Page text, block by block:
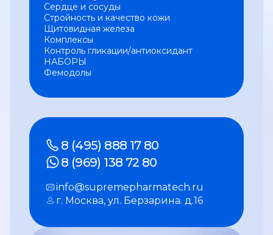
Сердце и сосуды
Стройность и качество кожи
Щитовидная железа
Комплексы
Контроль гликации/антиоксидант
НАБОРЫ
Фемодолы
8 (495) 888 17 80
8 (969) 138 72 80
info@supremepharmatech.ru
г. Москва, ул. Берзарина. д.16